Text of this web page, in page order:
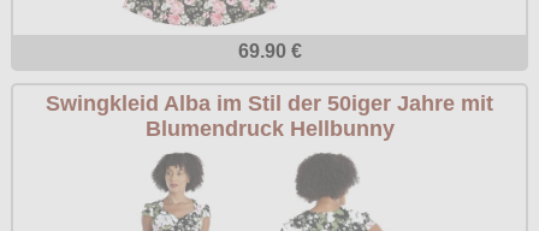
69.90 €
Swingkleid Alba im Stil der 50iger Jahre mit
Blumendruck Hellbunny